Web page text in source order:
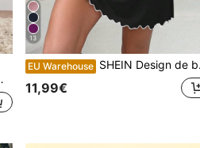
13
EU Warehouse SHEIN Design de babados com laço e decoração para mulheres Camisola
11,99€